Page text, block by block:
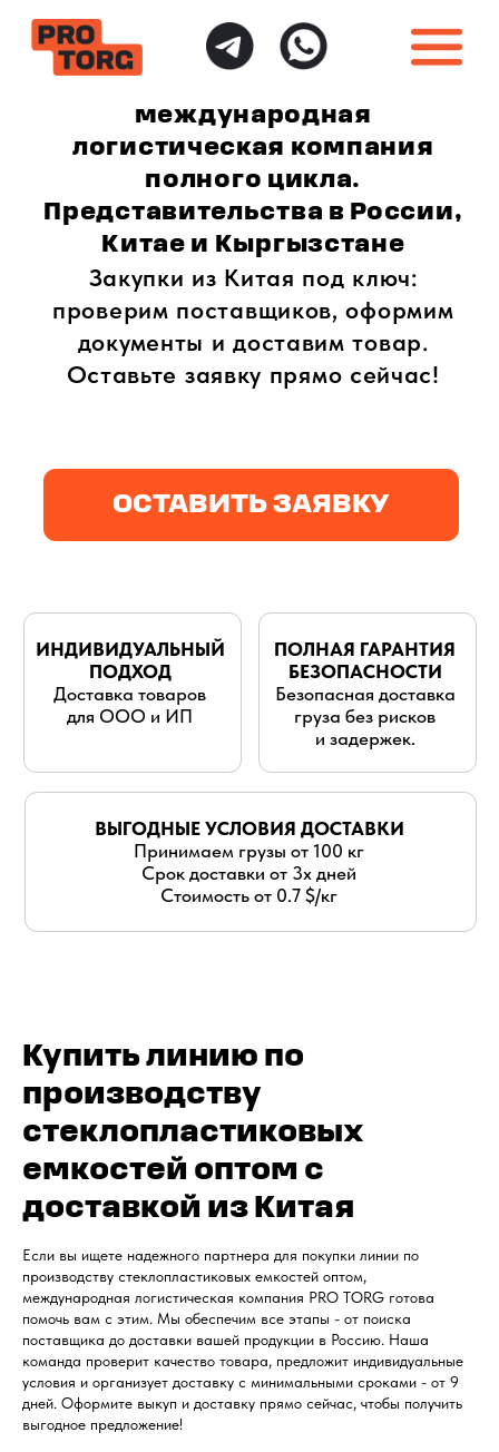
логистическая компания
полного цикла.
Представительства в России,
Китае и Кыргызстане
проверим поставщиков, оформим
документы и доставим товар.
Оставьте заявку прямо сейчас!
ОСТАВИТЬ ЗАЯВКУ
Срок доставки от 3х дней
Стоимость от 0.7 $/кг
Безопасная доставка
груза без рисков
Доставка товаров
для ООО и ИП
Купить линию по
производству
стеклопластиковых
емкостей оптом с
доставкой из Китая
Если вы ищете надежного партнера для покупки линии по
производству стеклопластиковых емкостей оптом,
международная логистическая компания PRO TORG готова
помочь вам с этим. Мы обеспечим все этапы - от поиска
поставщика до доставки вашей продукции в Россию. Наша
команда проверит качество товара, предложит индивидуальные
условия и организует доставку с минимальными сроками - от 9
дней. Оформите выкуп и доставку прямо сейчас, чтобы получить
выгодное предложение!